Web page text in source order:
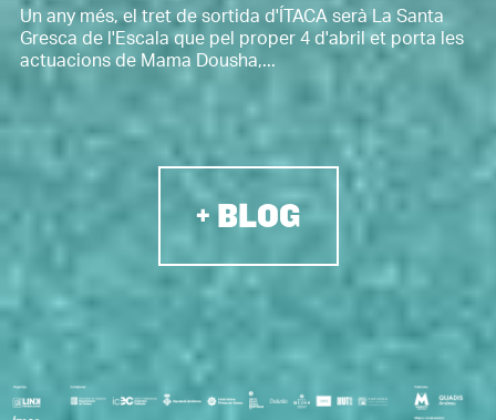
Un any més, el tret de sortida d'ÍTACA serà La Santa
Gresca de l'Escala que pel proper 4 d'abril et porta les
actuacions de Mama Dousha,...
+ BLOG